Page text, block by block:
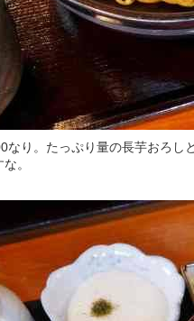
なり。たっぷり量の長芋おろし
。